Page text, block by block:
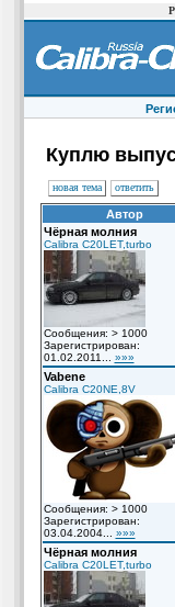
Куплю
новая тема ответить
Автор
Чёрная молния
Calibra C20LET,turbo
Сообщения: > 1000
Зарегистрирован:
01.02.2011... »»»
Vabene
Calibra C20NE,8V
Сообщения: > 1000
Зарегистрирован:
03.04.2004... »»»
Чёрная молния
Calibra C20LET,turbo